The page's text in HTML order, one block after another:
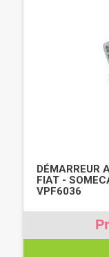
DÉMARREUR
FIAT -
VPF6036